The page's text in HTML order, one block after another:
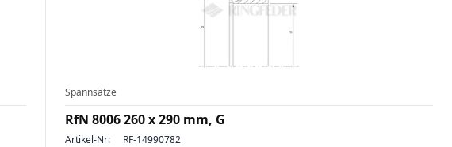
Spannsätze
RfN 8006 260 x 290 mm, G
Artikel-Nr: RF-14990782